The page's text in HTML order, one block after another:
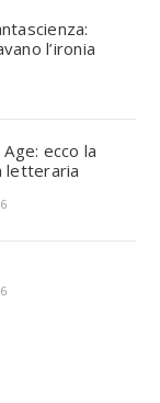
l’ironia
ecco la
letteraria